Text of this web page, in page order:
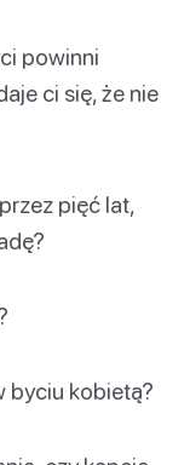
powinni
ci się, że nie
pięć lat,
byciu kobietą?